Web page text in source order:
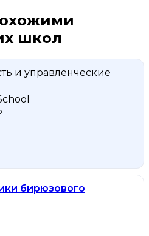
школ
и управленческие
бирюзового